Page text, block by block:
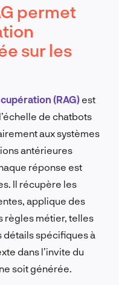
permet
sur les
(RAG) est
de chatbots
aux systèmes
antérieures
réponse est
Il récupère les
applique des
règles métier, telles
détails spécifiques à
dans l’invite du
soit générée.